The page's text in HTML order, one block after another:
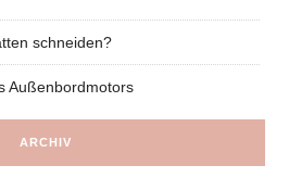
schneiden?
Außenbordmotors
ARCHIV